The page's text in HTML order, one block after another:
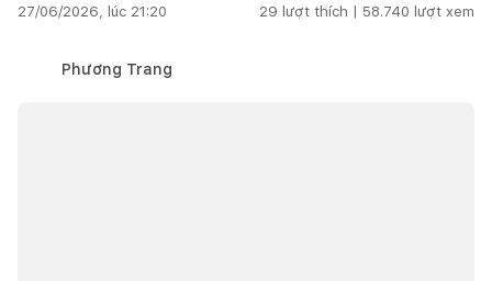
27/06/2026, lúc 21:20 29 lượt thích | 58.740 lượt xem
Phương Trang